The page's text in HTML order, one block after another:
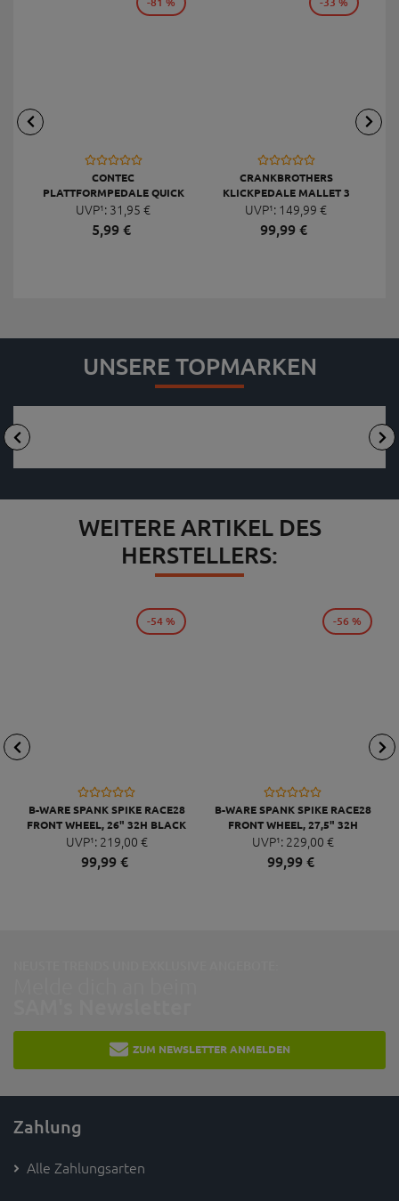
CONTEC
PLATTFORMPEDALE QUICK
NEO DELUXE
UVP¹: 31,95 €
5,99 €
CRANKBROTHERS
KLICKPEDALE MALLET 3
UVP¹: 149,99 €
99,99€
UNSERE TOPMARKEN
WEITERE ARTIKEL DES
HERSTELLERS:
B-WARE SPANK SPIKE RACE28
FRONT WHEEL, 26" 32H BLACK
UVP¹: 219,00 €
99,99 €
-54 %
B-WARE SPANK SPIKE RACE28
FRONT WHEEL, 27,5" 32H
BLACK
UVP¹: 229,00 €
99,99 €
-56 %
ZUM NEWSLETTER ANMELDEN
Zahlung
Alle Zahlungsarten